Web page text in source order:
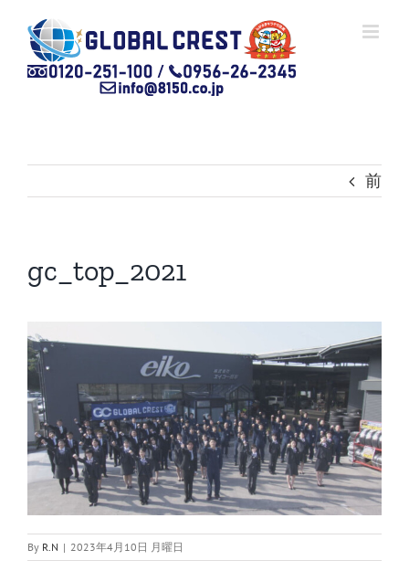
content
前
gc_top_2021
By R.N | 2023年4月10日 月曜日